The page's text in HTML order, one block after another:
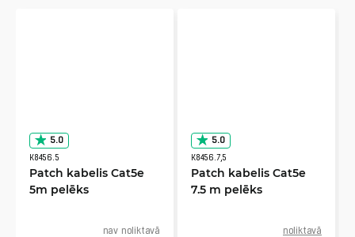
5.0
K8456.5
Patch kabelis Cat5e
5m pelēks
nav noliktavā
5.0
K8456.7,5
Patch kabelis Cat5e
7.5 m pelēks
noliktavā